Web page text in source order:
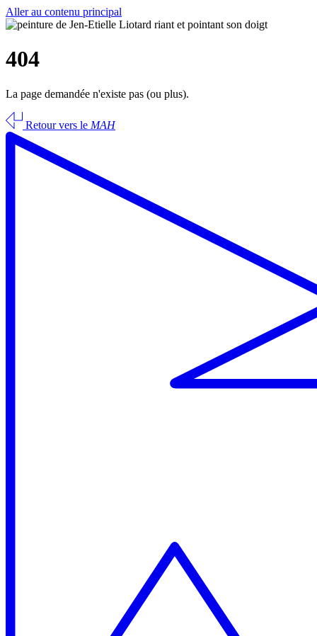
Aller au contenu principal
404
La page demandée n'existe pas (ou plus).
Retour vers le MAH